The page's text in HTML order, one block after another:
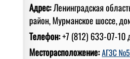
Адрес:Ленинградская
район, Мурманское шоссе,
Телефон:+7 (812) 633-07-10
Месторасположение:АГЗС №5